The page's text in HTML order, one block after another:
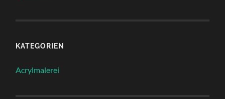
KATEGORIEN
Acrylmalerei